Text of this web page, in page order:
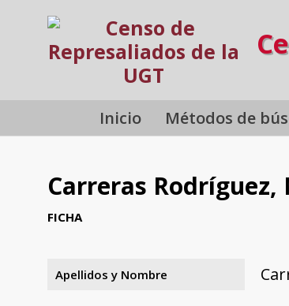
Inicio Métodos de
Carreras Rodríguez,
FICHA
Apellidos y Nombre